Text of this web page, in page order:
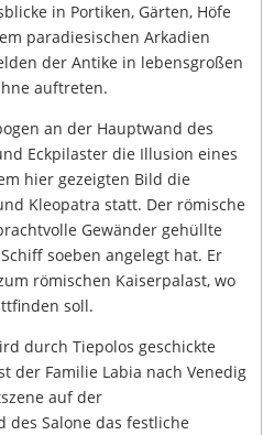
in Portiken, Gärten, Höfe
paradiesischen Arkadien
der Antike in lebensgroßen
auftreten.
an der Hauptwand des
Eckpilaster die Illusion eines
hier gezeigten Bild die
Kleopatra statt. Der römische
Gewänder gehüllte
soeben angelegt hat. Er
römischen Kaiserpalast, wo
soll.
durch Tiepolos geschickte
der Familie Labia nach Venedig
auf der
des Salone das festliche